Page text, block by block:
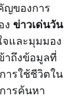
ญของการ
ง ข่าวเด่นวัน
จและมุมมอง
าถึงข้อมูลที่
ารใช้ชีวิตใน
ารค้นหา